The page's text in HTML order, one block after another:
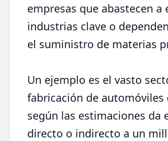
empresas que abastecen a
industrias clave o
el suministro de materias
Un ejemplo es el vasto
fabricación de automóviles
según las estimaciones da
directo o indirecto a un